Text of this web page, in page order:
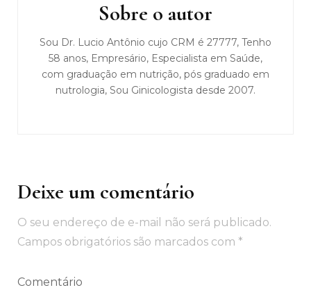
Sobre o autor
Sou Dr. Lucio Antônio cujo CRM é 27777, Tenho
58 anos, Empresário, Especialista em Saúde,
com graduação em nutrição, pós graduado em
nutrologia, Sou Ginicologista desde 2007.
Deixe um comentário
O seu endereço de e-mail não será publicado.
Campos obrigatórios são marcados com *
Comentário